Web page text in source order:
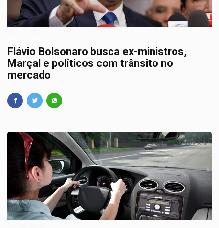
Flávio Bolsonaro busca ex-ministros,
Marçal e políticos com trânsito no
mercado